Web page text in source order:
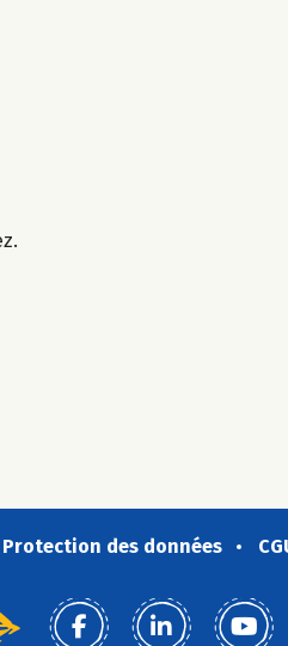
Protection des données